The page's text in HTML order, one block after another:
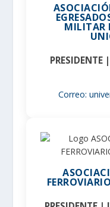
MILITAR
PRESIDENTE
Correo: